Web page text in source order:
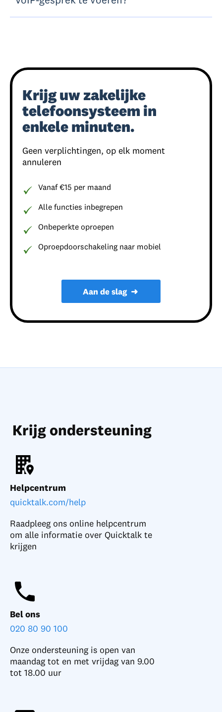
Krijg uw zakelijke
telefoonsysteem in
enkele minuten.
Geen verplichtingen, op elk moment
annuleren
Vanaf €15 per maand
Alle functies inbegrepen
Onbeperkte oproepen
Oproepdoorschakeling naar mobiel
Aan de slag ➜
Krijg ondersteuning
Helpcentrum
quicktalk.com/help
Raadpleeg ons online helpcentrum
om alle informatie over Quicktalk te
krijgen
Bel ons
020 80 90 100
Onze ondersteuning is open van
maandag tot en met vrijdag van 9.00
tot 18.00 uur